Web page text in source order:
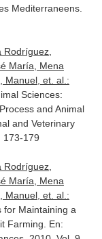
Mediterraneens.
María, Mena
Manuel, et. al.:
Sciences:
and Animal
and Veterinary
173-179
María, Mena
Manuel, et. al.:
for Maintaining a
Farming. En: